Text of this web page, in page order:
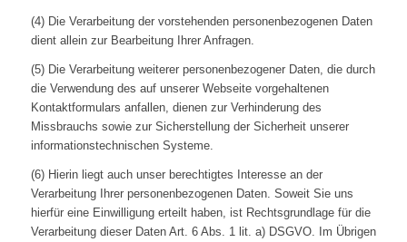
(4) Die Verarbeitung der vorstehenden personenbezogenen Daten
dient allein zur Bearbeitung Ihrer Anfragen.
(5) Die Verarbeitung weiterer personenbezogener Daten, die durch
die Verwendung des auf unserer Webseite vorgehaltenen
Kontaktformulars anfallen, dienen zur Verhinderung des
Missbrauchs sowie zur Sicherstellung der Sicherheit unserer
informationstechnischen Systeme.
(6) Hierin liegt auch unser berechtigtes Interesse an der
Verarbeitung Ihrer personenbezogenen Daten. Soweit Sie uns
hierfür eine Einwilligung erteilt haben, ist Rechtsgrundlage für die
Verarbeitung dieser Daten Art. 6 Abs. 1 lit. a) DSGVO. Im Übrigen